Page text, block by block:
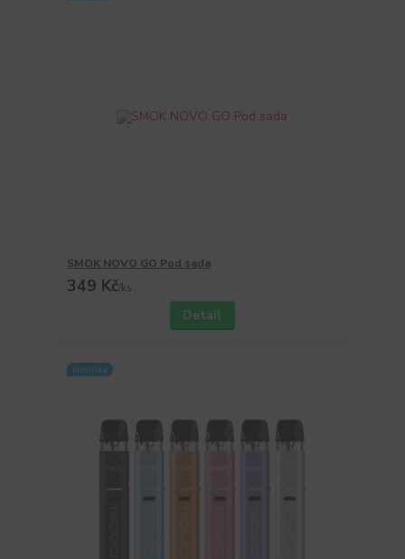
SMOK NOVO GO Pod sada
349 Kč/ks
Detail
Novinka